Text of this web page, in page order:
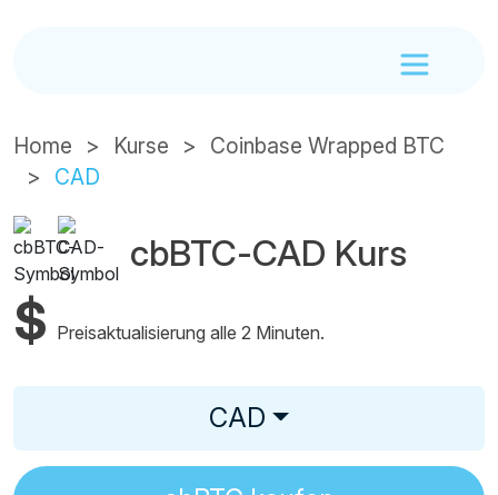
Home Kurse
Coinbase Wrapped BTC
CAD
cbBTC-CAD Kurs
$ Preisaktualisierung alle 2 Minuten.
CAD